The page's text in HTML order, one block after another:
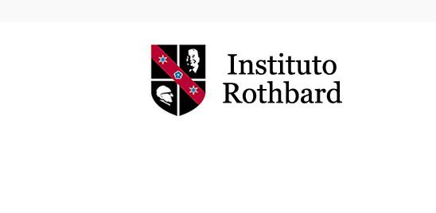
Instituto
Rothbard
Brasil